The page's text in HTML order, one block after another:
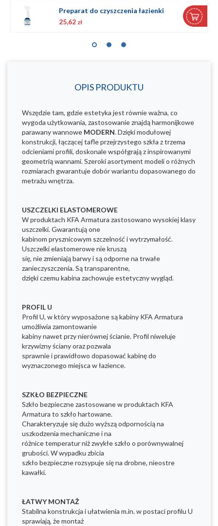
do czyszczenia łazienki
27,76zł
OPIS PRODUKTU
Wszędzie tam, gdzie estetyka jest równie ważna, co
wygoda użytkowania, zastosowanie znajdą harmonijkowe
parawany wannowe MODERN. Dzięki modułowej
konstrukcji, łączącej tafle przejrzystego szkła z trzema
odcieniami profili, doskonale współgrają z inspirowanymi
geometrią wannami. Szeroki asortyment modeli o różnych
rozmiarach gwarantuje dobór wariantu dopasowanego do
metrażu wnętrza.
USZCZELKI ELASTOMEROWE
W produktach KFA Armatura zastosowano wysokiej klasy
uszczelki. Gwarantują one
kabinom prysznicowym szczelność i wytrzymałość.
Uszczelki elastomerowe nie kruszą
się, nie zmieniają barwy i są odporne na trwałe
zanieczyszczenia. Są transparentne,
dzięki czemu kabina zachowuje estetyczny wygląd.
PROFIL U
Profil U, w który wyposażone są kabiny KFA Armatura
umożliwia zamontowanie
kabiny nawet przy nierównej ścianie. Profil niweluje
krzywizny ściany oraz pozwala
sprawnie i prawidłowo dopasować kabinę do
wyznaczonego miejsca w łazience.
SZKŁO BEZPIECZNE
Szkło bezpieczne zastosowane w produktach KFA
Armatura to szkło hartowane.
Charakteryzuje się dużo wyższą odpornością na
uszkodzenia mechaniczne i na
różnice temperatur niż zwykłe szkło o porównywalnej
grubości. W wypadku zbicia
szkło bezpieczne rozsypuje się na drobne, nieostre
kawałki.
ŁATWY MONTAŻ
Stabilna konstrukcja i ułatwienia m.in. w postaci profilu U
sprawiają, że montaż